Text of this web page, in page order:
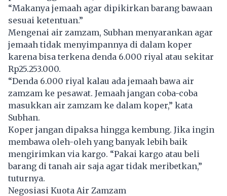
“Makanya jemaah agar dipikirkan barang bawaan
sesuai ketentuan.”
Mengenai air zamzam, Subhan menyarankan agar
jemaah tidak menyimpannya di dalam koper
karena bisa terkena denda 6.000 riyal atau sekitar
Rp25.253.000.
“Denda 6.000 riyal kalau ada jemaah bawa air
zamzam ke pesawat. Jemaah jangan coba-coba
masukkan air zamzam ke dalam koper,” kata
Subhan.
Koper jangan dipaksa hingga kembung. Jika ingin
membawa oleh-oleh yang banyak lebih baik
mengirimkan via kargo. “Pakai kargo atau beli
barang di tanah air saja agar tidak meribetkan,”
tuturnya.
Negosiasi Kuota Air Zamzam